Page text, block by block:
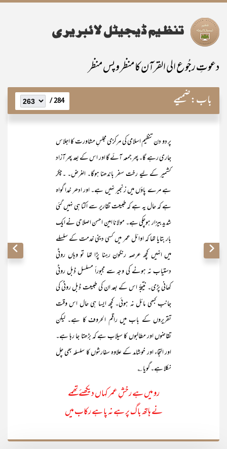
دعوتِ رجُوع الی القرآن کا منظر و پس منظر
باب:ضمیمے 284 /
پر دو دن تنظیم اسلامی کی مرکزی مجلسِ مشاورت کا اجلاس
جاری رہے گا۔ پھر جمعہ آئے گا اور اس کے بعد پھر آزاد
کشمیر کے لیے رخت سفر باندھنا ہوگا۔ الغرض۔ ۔چکر
ہے مرے پاؤں میں زنجیر نہیں ہے۔ اور ادھر خدا گواہ
ہے کہ حال یہ ہے کہ طبیعت تقاریر سے اکتا ہی نہیں گئی
شدید بیزار ہوچکی ہے۔ مولانا امین احسن اصلاحی نے ایک
بار بتایا تھا کہ اوائل عمر میں کسی دینی خدمت کے سلسلے
میں انہیں کچھ عرصہ رنگون رہنا پڑا تھا تو وہاں روٹی
دستیاب نہ ہونے کی وجہ سے مجبوراً مسلسل ڈبل روٹی
کھانی پڑی۔ نتیجۃً اس کے بعد ان کی طبیعت ڈبل روٹی کی
جانب کبھی مائل نہ ہوئی۔ کچھ ایسا ہی حال اس وقت
تقریروں کے باب میں راقم الحروف کا ہے۔ لیکن
تقاضوں اور مطالبوں کا سیلاب ہے کہ بڑھتا جا رہا ہے۔
اور التجاء اور خوشامد کے علاوہ سفارشوں کا سلسلہ بھی چل
نکلا ہے۔ گویا ؎
رو میں ہے رخشِ عمر کہاں دیکھئے تھمے
نے ہاتھ باگ پر ہے نہ پا ہے رکاب میں